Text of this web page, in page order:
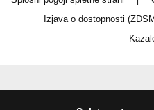
Izjava o dostopnosti